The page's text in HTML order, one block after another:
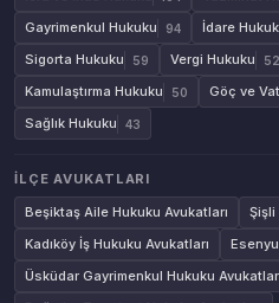
Gayrimenkul Hukuku 94 İdare
Sigorta Hukuku 59 Vergi Hukuku 52
Kamulaştırma Hukuku 50 Göç ve
Sağlık Hukuku 43
İLÇE AVUKATLARI
Beşiktaş Aile Hukuku Avukatları
Şişli
Kadıköy İş Hukuku Avukatları
Üsküdar Gayrimenkul Hukuku